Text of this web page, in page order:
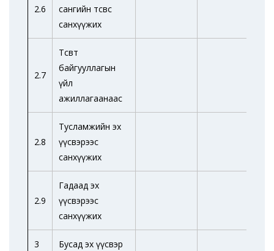
2.6
сангийн төсвөөс
санхүүжих
2.7
Төсөвт
байгууллагын
үйл
ажиллагаанаас
2.8
Тусламжийн эх
үүсвэрээс
санхүүжих
2.9
Гадаад эх
үүсвэрээс
санхүүжих
3 Бусад эх үүсвэр